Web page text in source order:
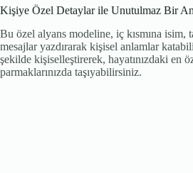
Kişiye Özel Detaylar ile Unutulmaz Bir
Bu özel alyans modeline, iç kısmına isim,
mesajlar yazdırarak kişisel anlamlar
şekilde kişiselleştirerek, hayatınızdaki en
parmaklarınızda taşıyabilirsiniz.